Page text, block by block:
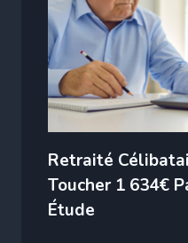
Retraité
Toucher 1 634€
Étude